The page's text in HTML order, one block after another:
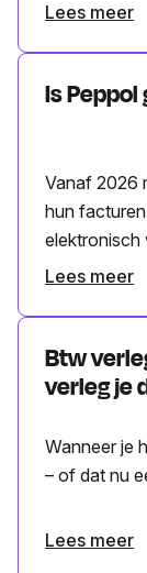
Lees meer
Is
Vanaf 2026
hun
elektronisch
Lees meer
Btw
verleg je
Wanneer je
– of dat nu
Lees meer